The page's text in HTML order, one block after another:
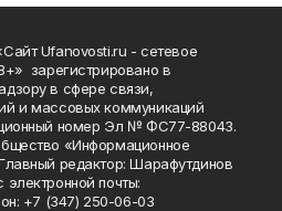
Ufanovosti.ru - сетевое
зарегистрировано в
в сфере связи,
и массовых коммуникаций
номер Эл № ФС77-88043.
«Информационное
редактор: Шарафутдинов
почты:
+7 (347) 250-06-03